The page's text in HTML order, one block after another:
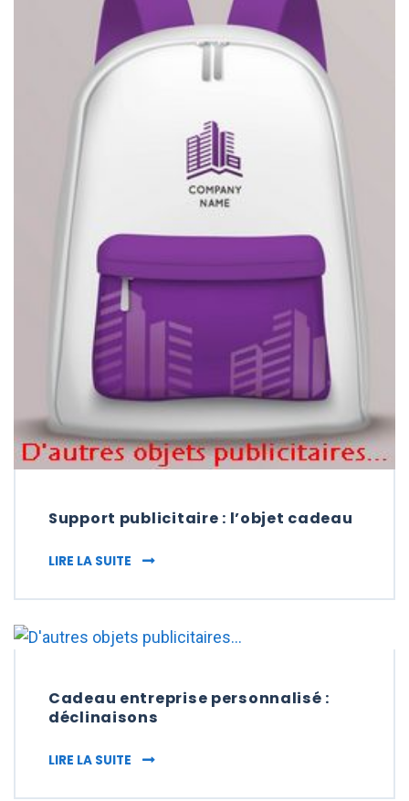
Support publicitaire : l’objet cadeau
LIRE LA SUITE SUPPORT PUBLICITAIRE : L’OBJET CADEAU
Cadeau entreprise personnalisé :
déclinaisons
LIRE LA SUITE CADEAU ENTREPRISE PERSONNALISÉ :